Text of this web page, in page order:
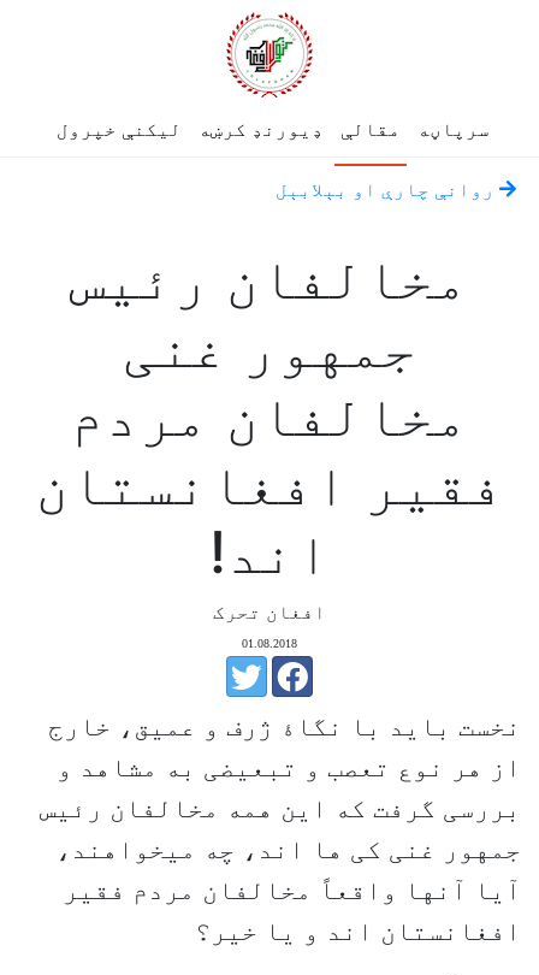
سرپاڼه مقالې ډیورنډ کرښه لیکنې خپرول
روانې چارې او بېلابېل
مخالفان رئیس
جمهور غنی
مخالفان مردم
فقیر افغانستان
اند!
افغان تحرک
01.08.2018
نخست باید با نگاۀ ژرف و عمیق، خارج
از هر نوع تعصب و تبعیضی به مشاهد و
بررسی گرفت که این همه مخالفان رئیس
جمهور غنی کی ها اند، چه میخواهند،
آیا آنها واقعاً مخالفان مردم فقیر
افغانستان اند و یا خیر؟